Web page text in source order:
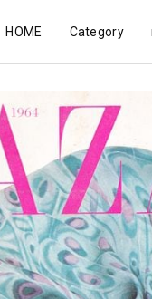
HOME Category